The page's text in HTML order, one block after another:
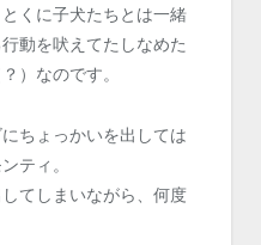
くに子犬たちとは一緒
動を吠えてたしなめた
）なのです。
ちょっかいを出しては
ティ。
てしまいながら、何度